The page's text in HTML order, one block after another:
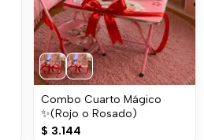
Combo Cuarto Mágico
✨(Rojo o Rosado)
$ 3.144